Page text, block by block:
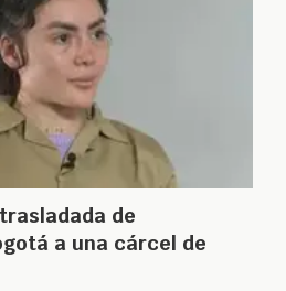
de
a una cárcel de